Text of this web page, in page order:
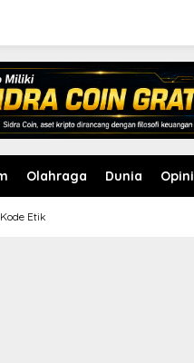
Olahraga Dunia Opini
Kode Etik